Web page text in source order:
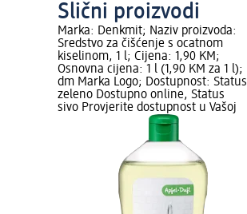
Slični proizvodi
Marka: Denkmit; Naziv proizvoda:
Sredstvo za čišćenje s ocatnom
kiselinom, 1 l; Cijena: 1,90 KM;
Osnovna cijena: 1 l (1,90 KM za 1 l);
dm Marka Logo; Dostupnost: Status
zeleno Dostupno online, Status
sivo Provjerite dostupnost u Vašoj